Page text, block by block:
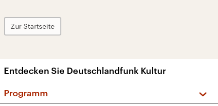
Zur Startseite
Entdecken Sie Deutschlandfunk Kultur
Programm